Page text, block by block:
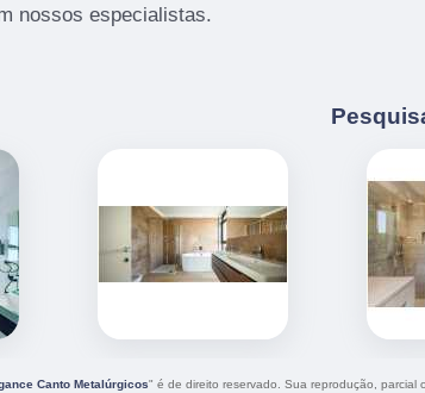
nossos especialistas.
Canto Metalúrgicos" é de direito reservado. Sua reprodução, parcial